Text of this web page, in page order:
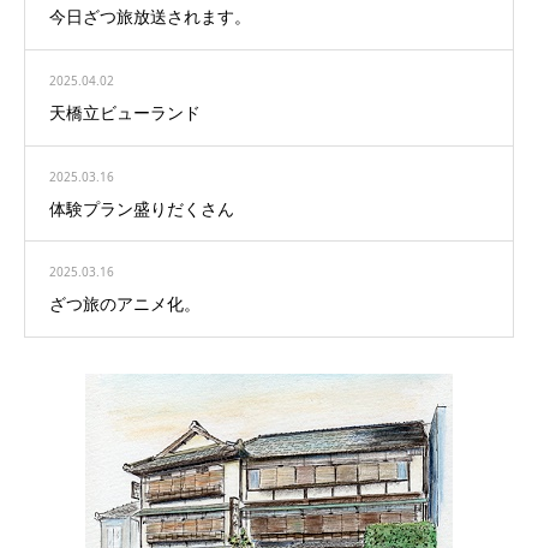
今日ざつ旅放送されます。
2025.04.02
天橋立ビューランド
2025.03.16
体験プラン盛りだくさん
2025.03.16
ざつ旅のアニメ化。